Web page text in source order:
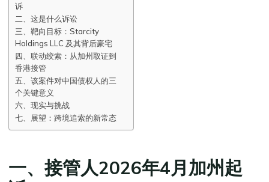
诉
二、这是什么诉讼
三、靶向目标：Starcity
Holdings LLC 及其背后豪宅
四、联动绞索：从加州取证到
香港接管
五、该案件对中国债权人的三
个关键意义
六、现实与挑战
七、展望：跨境追索的新常态
一、接管人2026年4月加州起